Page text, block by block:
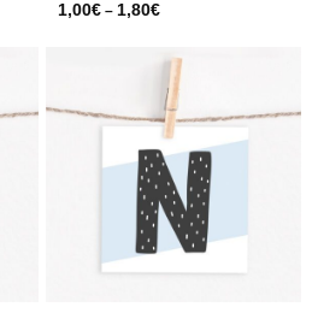
1,00€ – 1,80€